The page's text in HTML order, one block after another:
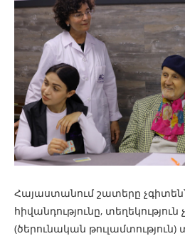
Հայաստանում շատերը չգիտեն՝
հիվանդությունը, տեղեկություն
(ծերունական թուլամտություն)